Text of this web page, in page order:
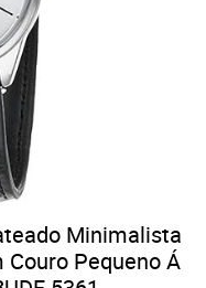
Minimalista
Pequeno Á